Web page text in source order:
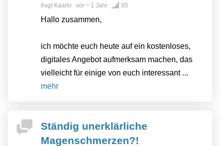
fragt Kaarlo vor~ 1 Jahr 85
Hallo zusammen,
ich möchte euch heute auf ein kostenloses,
digitales Angebot aufmerksam machen, das
vielleicht für einige von euch interessant ...
mehr
Ständig unerklärliche
Magenschmerzen?!